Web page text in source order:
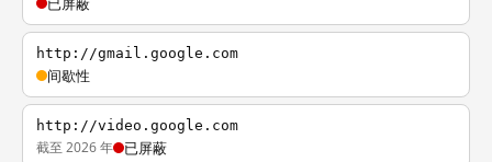
http://gmail.google.com
间歇性
http://video.google.com
截至 2026 年 已屏蔽